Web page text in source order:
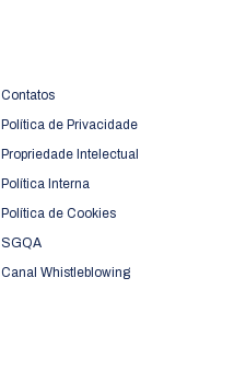
Contatos
Política de Privacidade
Propriedade Intelectual
Política Interna
Política de Cookies
SGQA
Canal Whistleblowing